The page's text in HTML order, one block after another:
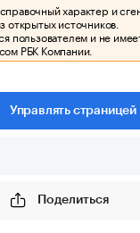
характер и
открытых источников.
пользователем и не
РБК Компании.
Управлять страницей
Поделиться